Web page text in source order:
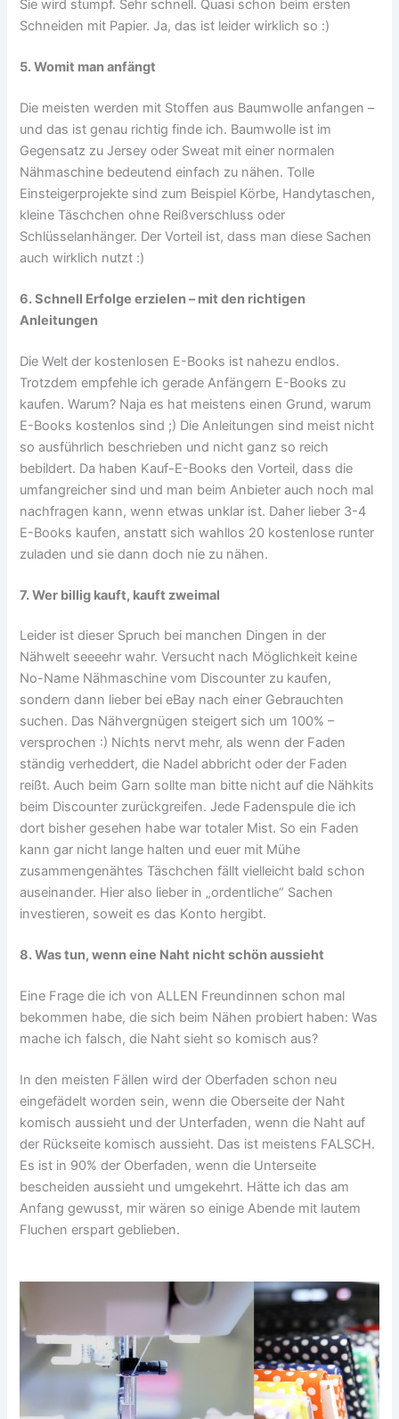
Sie wird stumpf. Sehr schnell. Quasi schon beim ersten
Schneiden mit Papier. Ja, das ist leider wirklich so :)
5. Womit man anfängt
Die meisten werden mit Stoffen aus Baumwolle anfangen –
und das ist genau richtig finde ich. Baumwolle ist im
Gegensatz zu Jersey oder Sweat mit einer normalen
Nähmaschine bedeutend einfach zu nähen. Tolle
Einsteigerprojekte sind zum Beispiel Körbe, Handytaschen,
kleine Täschchen ohne Reißverschluss oder
Schlüsselanhänger. Der Vorteil ist, dass man diese Sachen
auch wirklich nutzt :)
6. Schnell Erfolge erzielen – mit den richtigen
Anleitungen
Die Welt der kostenlosen E-Books ist nahezu endlos.
Trotzdem empfehle ich gerade Anfängern E-Books zu
kaufen. Warum? Naja es hat meistens einen Grund, warum
E-Books kostenlos sind ;) Die Anleitungen sind meist nicht
so ausführlich beschrieben und nicht ganz so reich
bebildert. Da haben Kauf-E-Books den Vorteil, dass die
umfangreicher sind und man beim Anbieter auch noch mal
nachfragen kann, wenn etwas unklar ist. Daher lieber 3-4
E-Books kaufen, anstatt sich wahllos 20 kostenlose runter
zuladen und sie dann doch nie zu nähen.
7. Wer billig kauft, kauft zweimal
Leider ist dieser Spruch bei manchen Dingen in der
Nähwelt seeeehr wahr. Versucht nach Möglichkeit keine
No-Name Nähmaschine vom Discounter zu kaufen,
sondern dann lieber bei eBay nach einer Gebrauchten
suchen. Das Nähvergnügen steigert sich um 100% –
versprochen :) Nichts nervt mehr, als wenn der Faden
ständig verheddert, die Nadel abbricht oder der Faden
reißt. Auch beim Garn sollte man bitte nicht auf die Nähkits
beim Discounter zurückgreifen. Jede Fadenspule die ich
dort bisher gesehen habe war totaler Mist. So ein Faden
kann gar nicht lange halten und euer mit Mühe
zusammengenähtes Täschchen fällt vielleicht bald schon
auseinander. Hier also lieber in „ordentliche“ Sachen
investieren, soweit es das Konto hergibt.
8. Was tun, wenn eine Naht nicht schön aussieht
Eine Frage die ich von ALLEN Freundinnen schon mal
bekommen habe, die sich beim Nähen probiert haben: Was
mache ich falsch, die Naht sieht so komisch aus?
In den meisten Fällen wird der Oberfaden schon neu
eingefädelt worden sein, wenn die Oberseite der Naht
komisch aussieht und der Unterfaden, wenn die Naht auf
der Rückseite komisch aussieht. Das ist meistens FALSCH.
Es ist in 90% der Oberfaden, wenn die Unterseite
bescheiden aussieht und umgekehrt. Hätte ich das am
Anfang gewusst, mir wären so einige Abende mit lautem
Fluchen erspart geblieben.